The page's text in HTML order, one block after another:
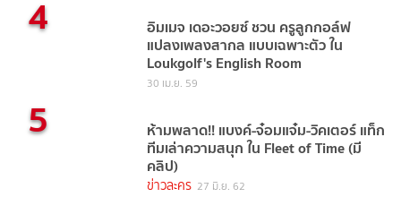
4 อิมเมจ เดอะวอยซ์ ชวน ครูลูกกอล์ฟ
แปลงเพลงสากล แบบเฉพาะตัว ใน
Loukgolf's English Room
30 เม.ย. 59
5 ห้ามพลาด!! แบงค์-จ๋อมแจ๋ม-วิคเตอร์ แท็ก
ทีมเล่าความสนุก ใน Fleet of Time (มี
คลิป)
ข่าวละคร 27 มิ.ย. 62